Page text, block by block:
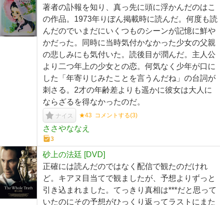
著者の訃報を知り、真っ先に頭に浮かんだのはこ
の作品。1973年りぼん掲載時に読んだ。何度も読
んだのでいまだにいくつものシーンが記憶に鮮や
かだった。同時に当時気付かなかった少女の父親
の悲しみにも気付いた。読後目が潤んだ。主人公
より二つ年上の少女との恋。何気なく少年が口に
した「年寄りじみたことを言うんだね」の台詞が
刺さる。2才の年齢差よりも遥かに彼女は大人に
ならざるを得なかったのだ。
ナイス ★43 コメントする(3)
ささやななえ
3
砂上の法廷 [DVD]
正確には読んだのではなく配信で観たのだけれ
ど。キアヌ目当てで観ましたが、予想よりずっと
引き込まれました。てっきり真相は***だと思って
いたのにその予想がひっくり返ってラストにまた